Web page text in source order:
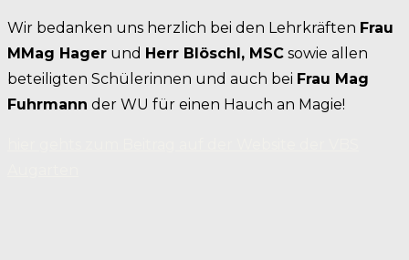
Wir bedanken uns herzlich bei den Lehrkräften Frau
MMag Hager und Herr Blöschl, MSC sowie allen
beteiligten Schülerinnen und auch bei Frau Mag
Fuhrmann der WU für einen Hauch an Magie!